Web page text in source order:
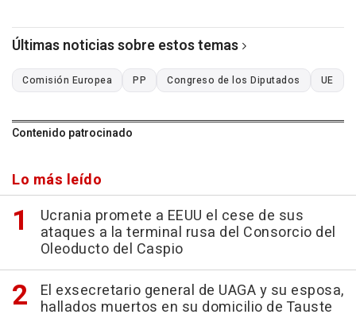
Últimas noticias sobre estos temas
Comisión Europea PP Congreso de los Diputados UE
Contenido patrocinado
Lo más leído
Ucrania promete a EEUU el cese de sus
ataques a la terminal rusa del Consorcio del
Oleoducto del Caspio
El exsecretario general de UAGA y su esposa,
hallados muertos en su domicilio de Tauste